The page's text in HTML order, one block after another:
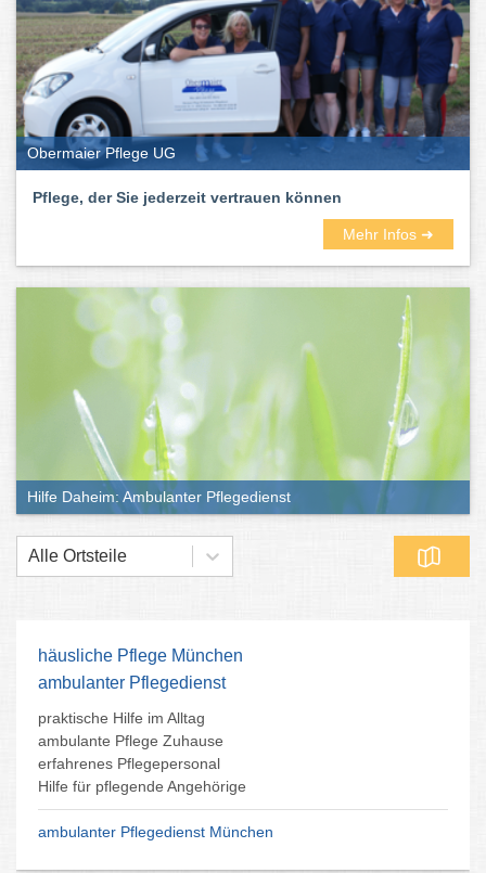
Obermaier Pflege UG
Pflege, der Sie jederzeit vertrauen können
Mehr Infos ➜
Hilfe Daheim: Ambulanter Pflegedienst
Alle Ortsteile
häusliche Pflege München
ambulanter Pflegedienst
praktische Hilfe im Alltag
ambulante Pflege Zuhause
erfahrenes Pflegepersonal
Hilfe für pflegende Angehörige
ambulanter Pflegedienst München